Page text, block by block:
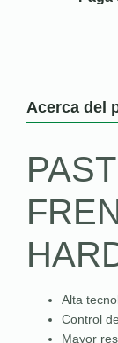
Acerca del
Alta
Control
Mayor